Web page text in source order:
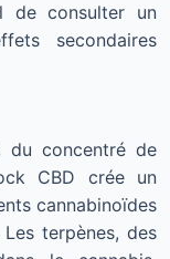
de consulter un
secondaires
du concentré de
CBD crée un
cannabinoïdes
terpènes, des